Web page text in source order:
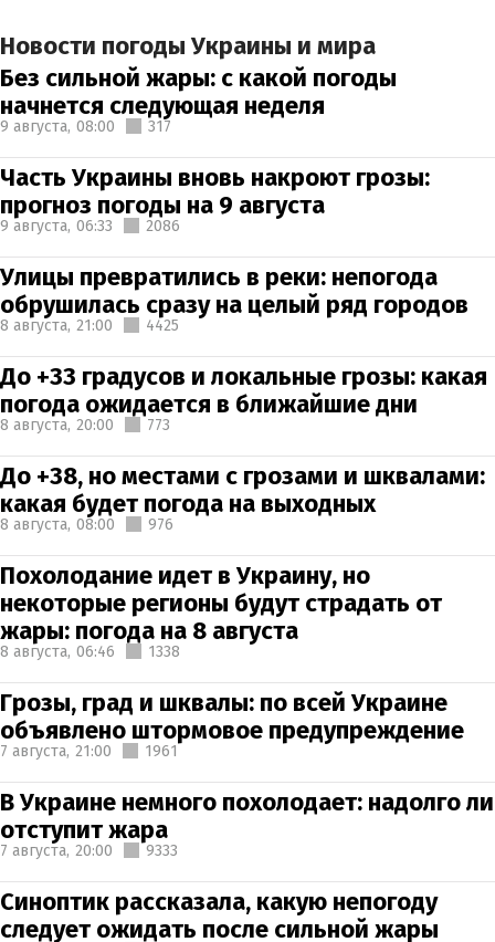
Новости погоды Украины и мира
Без сильной жары: с какой погоды
начнется следующая неделя
9 августа, 08:00 317
Часть Украины вновь накроют грозы:
прогноз погоды на 9 августа
9 августа, 06:33 2086
Улицы превратились в реки: непогода
обрушилась сразу на целый ряд городов
8 августа, 21:00 4425
До +33 градусов и локальные грозы: какая
погода ожидается в ближайшие дни
8 августа, 20:00 773
До +38, но местами с грозами и шквалами:
какая будет погода на выходных
8 августа, 08:00 976
Похолодание идет в Украину, но
некоторые регионы будут страдать от
жары: погода на 8 августа
8 августа, 06:46 1338
Грозы, град и шквалы: по всей Украине
объявлено штормовое предупреждение
7 августа, 21:00 1961
В Украине немного похолодает: надолго ли
отступит жара
7 августа, 20:00 9333
Синоптик рассказала, какую непогоду
следует ожидать после сильной жары